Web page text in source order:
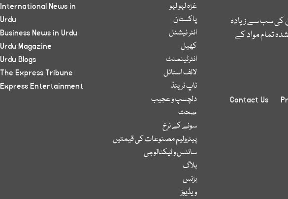
کی سب سے زیادہ
تمام مواد کے
Contact Us
غزہ لہو لہو
پاکستان
انٹر نیشنل
کھیل
انٹرٹینمنٹ
لائف اسٹائل
ٹاپ ٹرینڈ
دلچسپ و عجیب
صحت
سونے کے نرخ
پیٹرولیم مصنوعات کی قیمتیں
سائنس و ٹیکنالوجی
بلاگ
بزنس
ویڈیوز
International News in
Urdu
Business News in Urdu
Urdu Magazine
Urdu Blogs
The Express Tribune
Express Entertainment